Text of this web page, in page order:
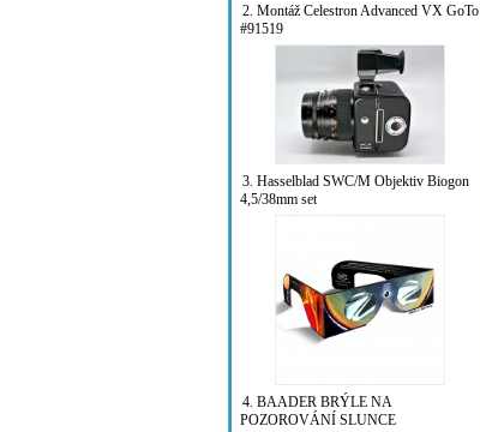
2. Montáž Celestron Advanced VX GoTo
#91519
3. Hasselblad SWC/M Objektiv Biogon
4,5/38mm set
4. BAADER BRÝLE NA
POZOROVÁNÍ SLUNCE